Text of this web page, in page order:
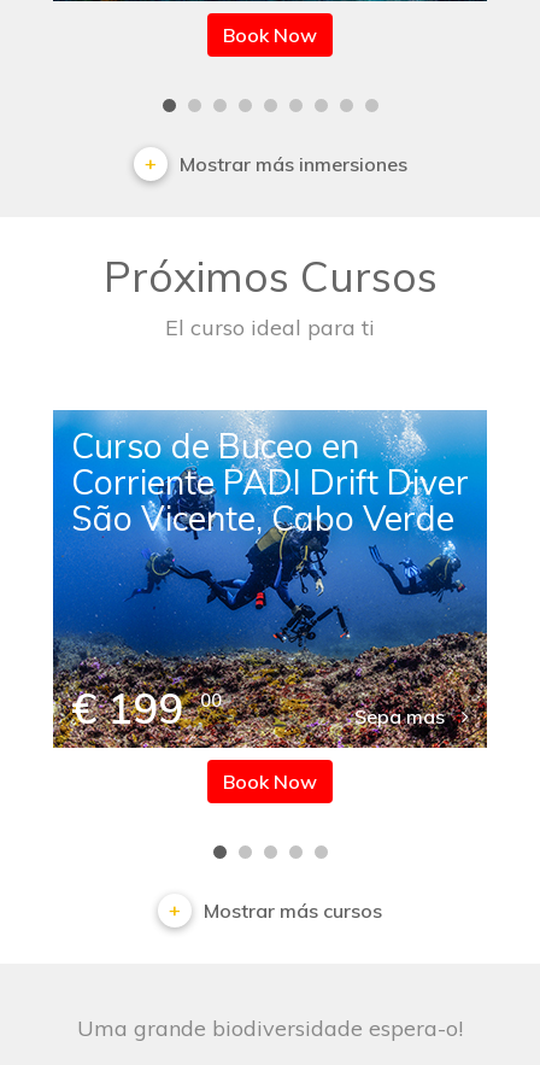
Book Now
Mostrar más inmersiones
Próximos Cursos
El curso ideal para ti
Curso de Buceo en
Corriente PADI Drift Diver
São Vicente, Cabo Verde
€ 199 00
Sepa mas
Book Now
Mostrar más cursos
Uma grande biodiversidade espera-o!